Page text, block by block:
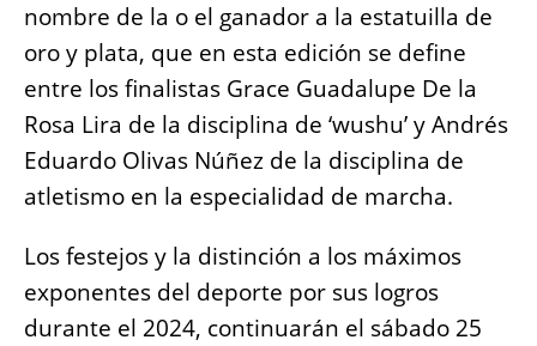
nombre de la o el ganador a la estatuilla de
oro y plata, que en esta edición se define
entre los finalistas Grace Guadalupe De la
Rosa Lira de la disciplina de ‘wushu’ y Andrés
Eduardo Olivas Núñez de la disciplina de
atletismo en la especialidad de marcha.
Los festejos y la distinción a los máximos
exponentes del deporte por sus logros
durante el 2024, continuarán el sábado 25